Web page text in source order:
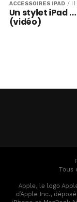
ACCESSOIRES IPAD Il
Un stylet iPad
(vidéo)
Tous
Apple, le logo
d’Apple Inc.,